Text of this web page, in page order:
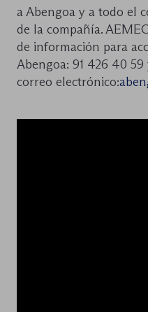
a Abengoa y a todo el
de la compañía.
de información para
Abengoa: 91 426 40
correo electrónico: